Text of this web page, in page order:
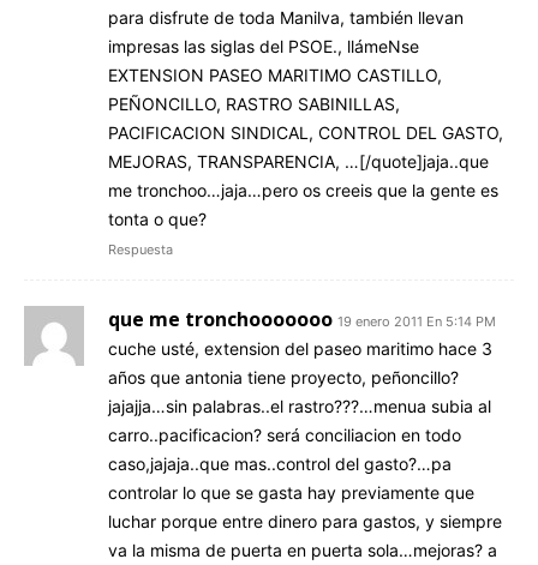
para disfrute de toda Manilva, también llevan
impresas las siglas del PSOE., llámeNse
EXTENSION PASEO MARITIMO CASTILLO,
PEÑONCILLO, RASTRO SABINILLAS,
PACIFICACION SINDICAL, CONTROL DEL GASTO,
MEJORAS, TRANSPARENCIA, …[/quote]jaja..que
me tronchoo…jaja…pero os creeis que la gente es
tonta o que?
Respuesta
que me tronchooooooo 19 enero 2011 En 5:14 PM
cuche usté, extension del paseo maritimo hace 3
años que antonia tiene proyecto, peñoncillo?
jajajja…sin palabras..el rastro???…menua subia al
carro..pacificacion? será conciliacion en todo
caso,jajaja..que mas..control del gasto?…pa
controlar lo que se gasta hay previamente que
luchar porque entre dinero para gastos, y siempre
va la misma de puerta en puerta sola…mejoras? a